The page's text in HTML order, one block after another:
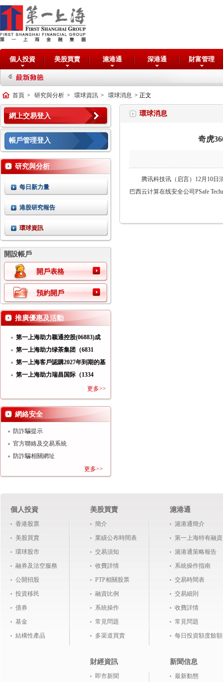
個人投資 美股買賣 滬港通 深港通 財富管理
首頁 > 研究與分析 > 環球資訊 > 環球消息 > 正文
網上交易登入
帳戶管理登入
研究與分析
每日新力量
港股研究報告
環球資訊
開設帳戶
開戶表格
預約開戶
推廣優惠及活動
第一上海助力颖通控股(06883)成
功
第一上海助力绿茶集团（6831
HK）
第一上海客戶認購2027年到期的基
第一上海助力瑞昌国际（1334
更多>>
網絡安全
防詐騙提示
官方聯絡及交易系統
防詐騙相關網址
更多>>
環球消息
奇虎
腾讯科技讯（启言）12月10日
巴西云计算在线安全公司PSafe
個人投資
香港股票
美股買賣
環球股市
融券及沽空服務
公開招股
投資移民
債券
基金
結構性產品
美股買賣
簡介
業績公布時間表
交易須知
收費詳情
PTP相關股票
融資比例
系統操作
常見問題
多渠道買賣
財經資訊
即市新聞
滬港通
滬港通簡介
第一上海特有融資
滬港通策略報告
系統操作指南
交易時間表
交易細則
收費詳情
常見問題
每日投資額度餘額
新聞信息
最新動態